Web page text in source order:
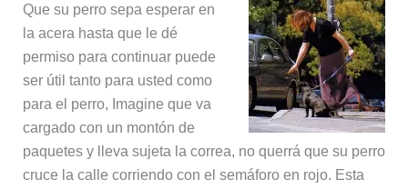
Que su perro sepa esperar en
la acera hasta que le dé
permiso para continuar puede
ser útil tanto para usted como
para el perro, Imagine que va
cargado con un montón de
paquetes y lleva sujeta la correa, no querrá que su perro
cruce la calle corriendo con el semáforo en rojo. Esta